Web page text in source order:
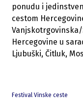
ponudu i
cestom
Hercegovine u
Ljubuški, Čitluk,
Festival Vinske ceste